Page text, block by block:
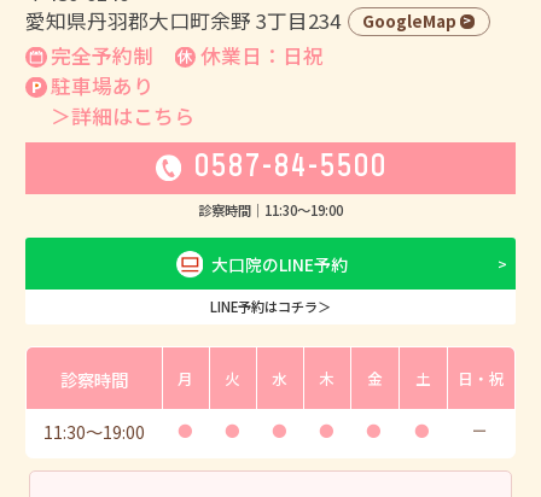
愛知県丹羽郡大口町余野 3丁目234
GoogleMap
完全予約制
休業日：日祝
駐車場あり
＞詳細はこちら
0587-84-5500
診察時間｜ 11:30〜19:00
大口院のLINE予約
LINE予約はコチラ＞
診察時間 月 火 水 木 金 土 日・祝
11:30〜19:00 ● ● ● ● ● ● ー